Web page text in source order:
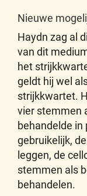
Nieuwe
Haydn zag al
van dit
het
geldt hij wel
strijkkwartet.
vier stemmen
behandelde in
gebruikelijk,
leggen, de
stemmen als
behandelen.